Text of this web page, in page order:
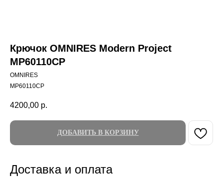
Крючок OMNIRES Modern Project
MP60110CP
OMNIRES
MP60110CP
4200,00 р.
ДОБАВИТЬ В КОРЗИНУ
Доставка и оплата